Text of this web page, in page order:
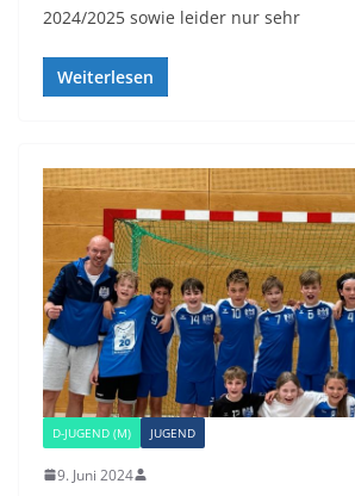
2024/2025 sowie leider nur sehr
Weiterlesen
D-JUGEND (M) JUGEND
9. Juni 2024